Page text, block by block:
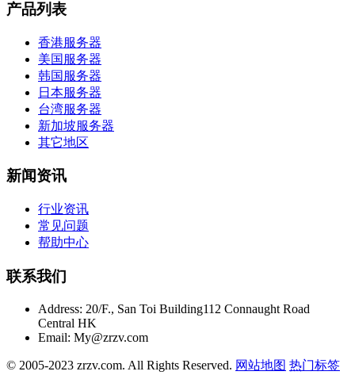
产品列表
香港服务器
美国服务器
韩国服务器
日本服务器
台湾服务器
新加坡服务器
其它地区
新闻资讯
行业资讯
常见问题
帮助中心
联系我们
Address: 20/F., San Toi Building112 Connaught Road
Central HK
Email: My@zrzv.com
© 2005-2023 zrzv.com. All Rights Reserved. 网站地图 热门标签